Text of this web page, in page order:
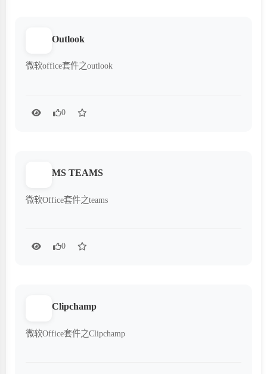
Outlook
微软office套件之outlook
0
MS TEAMS
微软Office套件之teams
0
Clipchamp
微软Office套件之Clipchamp